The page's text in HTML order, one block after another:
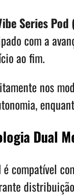
Series Pod
com a
ao fim.
nos
Dual
é compatível